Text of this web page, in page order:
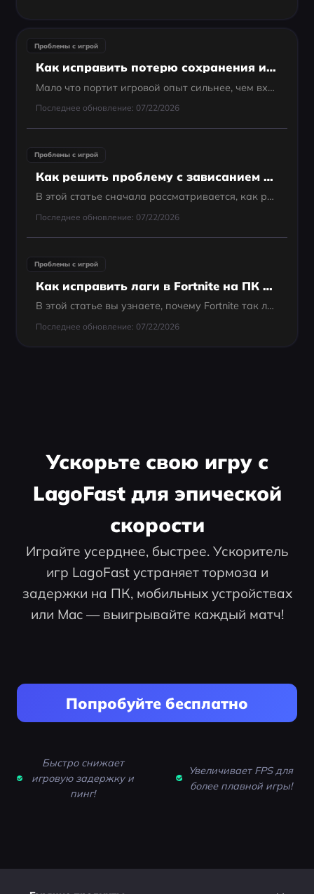
Проблемы с игрой
Как исправить потерю сохранения и откат прогресса в Assassin’s Creed Black Flag Resynced — лучшие решения
Мало что портит игровой опыт сильнее, чем вход в игру с обнаружением, что часы прогресса просто исчезли. С выходом Assassin’s Creed Black Flag Resynced игроки снова отправляются в Карибское море в роли Эдварда Кенуэя. Однако несоответствия...
Последнее обновление: 07/22/2026
Проблемы с игрой
Как решить проблему с зависанием The First Descendant на экране
В этой статье сначала рассматривается, как решить проблему зависания на экране загрузки в The First Descendant, а также объясняется, почему возникает ошибка зависания на экране загрузки в The First Descendant.
Последнее обновление: 07/22/2026
Проблемы с игрой
Как исправить лаги в Fortnite на ПК в 2024 году
В этой статье вы узнаете, почему Fortnite так лагает в новом сезоне на вашем ПК и как это исправить.
Последнее обновление: 07/22/2026
Ускорьте свою игру с
LagoFast для эпической
скорости
Играйте усерднее, быстрее. Ускоритель
игр LagoFast устраняет тормоза и
задержки на ПК, мобильных устройствах
или Mac — выигрывайте каждый матч!
Попробуйте бесплатно
Быстро снижает
игровую задержку и
пинг!
Увеличивает FPS для
более плавной игры!